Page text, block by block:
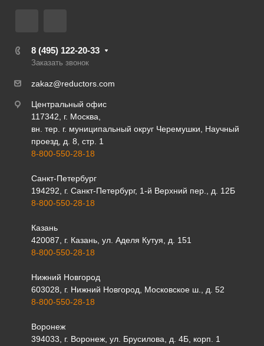
8 (495) 122-20-33
Заказать звонок
zakaz@reductors.com
Центральный офис
117342, г. Москва,
вн. тер. г. муниципальный округ Черемушки, Научный
проезд, д. 8, стр. 1
8-800-550-28-18
Санкт-Петербург
194292, г. Санкт-Петербург, 1-й Верхний пер., д. 12Б
8-800-550-28-18
Казань
420087, г. Казань, ул. Аделя Кутуя, д. 151
8-800-550-28-18
Нижний Новгород
603028, г. Нижний Новгород, Московское ш., д. 52
8-800-550-28-18
Воронеж
394033, г. Воронеж, ул. Брусилова, д. 4Б, корп. 1